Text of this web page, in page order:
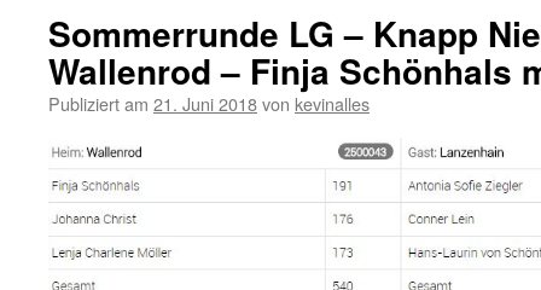
Sommerrunde LG – Knapp
Wallenrod – Finja Schönhals
Publiziert am 21. Juni 2018von kevinalles